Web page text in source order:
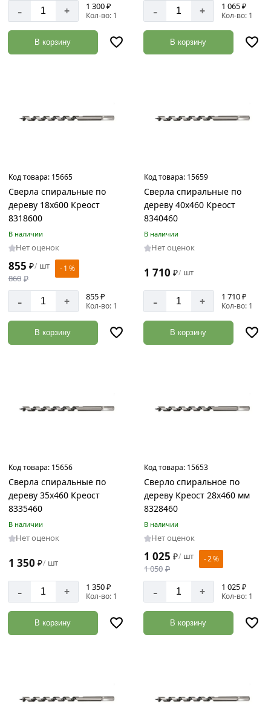
- + 1 300 ₽
Кол-во: 1
В корзину
- + 1 065 ₽
Кол-во: 1
В корзину
Код товара: 15665
Сверла спиральные по
дереву 18х600 Креост
8318600
В наличии
Нет оценок
855 ₽/ шт
860 ₽
- 1 %
- + 855 ₽
Кол-во: 1
В корзину
Код товара: 15659
Сверла спиральные по
дереву 40х460 Креост
8340460
В наличии
Нет оценок
1 710 ₽/ шт
- + 1 710 ₽
Кол-во: 1
В корзину
Код товара: 15656
Сверла спиральные по
дереву 35х460 Креост
8335460
В наличии
Нет оценок
1 350 ₽/ шт
- + 1 350 ₽
Кол-во: 1
В корзину
Код товара: 15653
Сверло спиральное по
дереву Креост 28х460 мм
8328460
В наличии
Нет оценок
1 025 ₽/ шт
1 050 ₽
- 2 %
- + 1 025 ₽
Кол-во: 1
В корзину